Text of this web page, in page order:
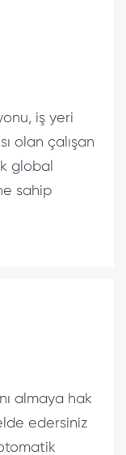
iş yeri
olan çalışan
global
sahip
almaya hak
edersiniz